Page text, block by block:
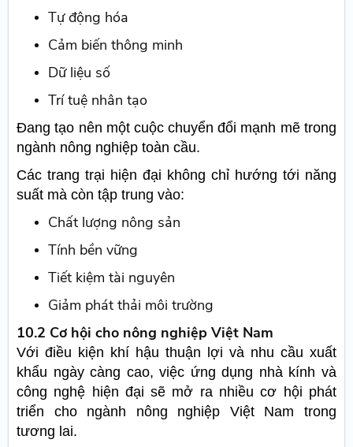
Tự động hóa
Cảm biến thông minh
Dữ liệu số
Trí tuệ nhân tạo
Đang tạo nên một cuộc chuyển đổi mạnh mẽ trong
ngành nông nghiệp toàn cầu.
Các trang trại hiện đại không chỉ hướng tới năng
suất mà còn tập trung vào:
Chất lượng nông sản
Tính bền vững
Tiết kiệm tài nguyên
Giảm phát thải môi trường
10.2 Cơ hội cho nông nghiệp Việt Nam
Với điều kiện khí hậu thuận lợi và nhu cầu xuất
khẩu ngày càng cao, việc ứng dụng nhà kính và
công nghệ hiện đại sẽ mở ra nhiều cơ hội phát
triển cho ngành nông nghiệp Việt Nam trong
tương lai.